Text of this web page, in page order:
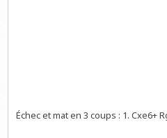
Échec et mat en 3 coups : 1. Cxe6+